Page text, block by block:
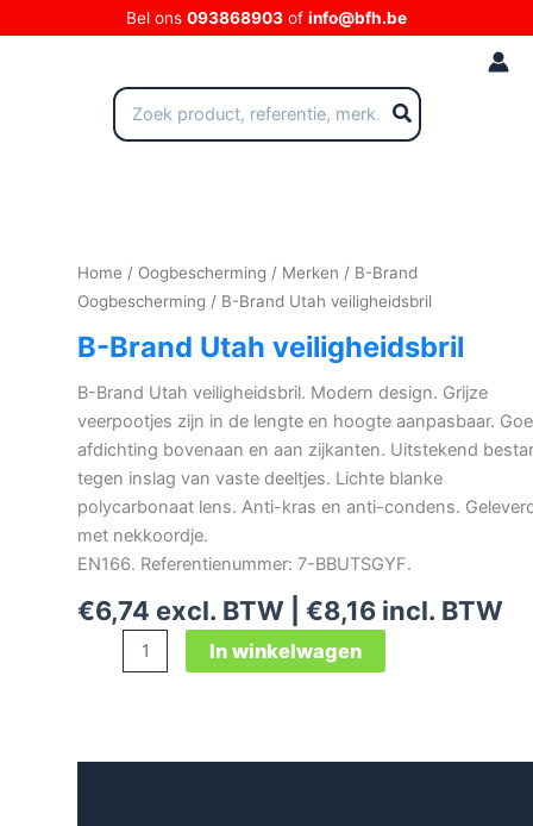
naar
Bel ons 093868903 of info@bfh.be
Zoeken
naar:
Home / Oogbescherming / Merken / B-Brand
Oogbescherming / B-Brand Utah veiligheidsbril
B-Brand Utah veiligheidsbril
B-Brand Utah veiligheidsbril. Modern design. Grijze
veerpootjes zijn in de lengte en hoogte aanpasbaar.
afdichting bovenaan en aan zijkanten. Uitstekend
tegen inslag van vaste deeltjes. Lichte blanke
polycarbonaat lens. Anti-kras en anti-condens.
met nekkoordje.
EN166. Referentienummer: 7-BBUTSGYF.
€6,74 excl. BTW | €8,16 incl. BTW
Brand
aantal
In winkelwagen